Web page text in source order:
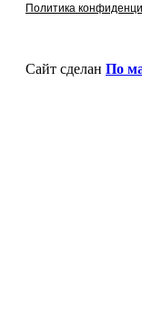
Политика
Сайт сделан По